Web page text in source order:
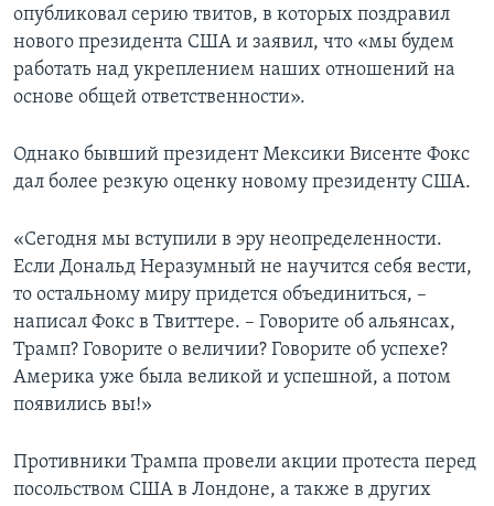
опубликовал серию твитов, в которых поздравил
нового президента США и заявил, что «мы будем
работать над укреплением наших отношений на
основе общей ответственности».
Однако бывший президент Мексики Висенте Фокс
дал более резкую оценку новому президенту США.
«Сегодня мы вступили в эру неопределенности.
Если Дональд Неразумный не научится себя вести,
то остальному миру придется объединиться, –
написал Фокс в Твиттере. – Говорите об альянсах,
Трамп? Говорите о величии? Говорите об успехе?
Америка уже была великой и успешной, а потом
появились вы!»
Противники Трампа провели акции протеста перед
посольством США в Лондоне, а также в других